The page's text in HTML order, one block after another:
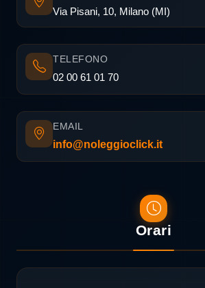
Via Pisani, 10, Milano (MI)
TELEFONO
02 00 61 01 70
EMAIL
info@noleggioclick.it
Orari